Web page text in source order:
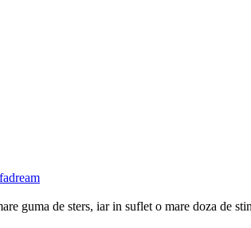
guma de sters, iar in suflet o mare doza de